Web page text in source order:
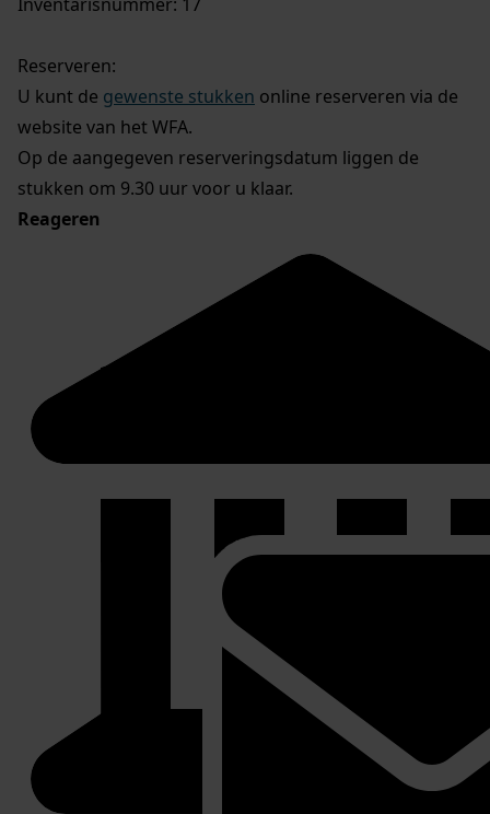
Reserveren:
U kunt de gewenste stukken online reserveren via de
website van het WFA.
Op de aangegeven reserveringsdatum liggen de
stukken om 9.30 uur voor u klaar.
Reageren